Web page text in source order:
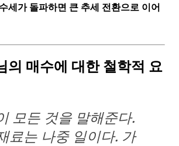
세가 돌파하면 큰 추세 전환으로 이어
의 매수에 대한 철학적 요
모든 것을 말해준다.
료는 나중 일이다. 가